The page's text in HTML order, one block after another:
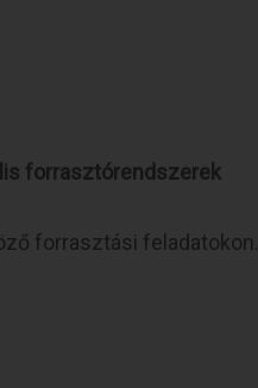
forrasztórendszerek
forrasztási feladatokon.